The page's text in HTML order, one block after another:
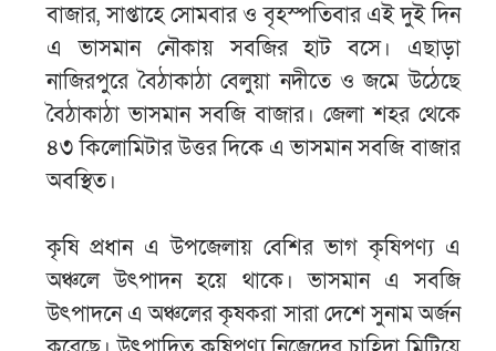
বাজার, সাপ্তাহে সোমবার ও বৃহস্পতিবার এই দুই দিন
এ ভাসমান নৌকায় সবজির হাট বসে। এছাড়া
নাজিরপুরে বৈঠাকাঠা বেলুয়া নদীতে ও জমে উঠেছে
বৈঠাকাঠা ভাসমান সবজি বাজার। জেলা শহর থেকে
৪৩ কিলোমিটার উত্তর দিকে এ ভাসমান সবজি বাজার
অবস্থিত।
কৃষি প্রধান এ উপজেলায় বেশির ভাগ কৃষিপণ্য এ
অঞ্চলে উৎপাদন হয়ে থাকে। ভাসমান এ সবজি
উৎপাদনে এ অঞ্চলের কৃষকরা সারা দেশে সুনাম অর্জন